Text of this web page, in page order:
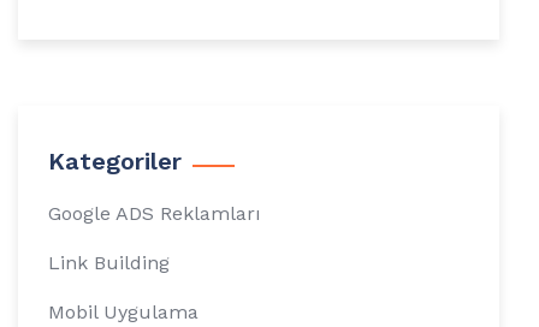
Kategoriler
Google ADS Reklamları
Link Building
Mobil Uygulama